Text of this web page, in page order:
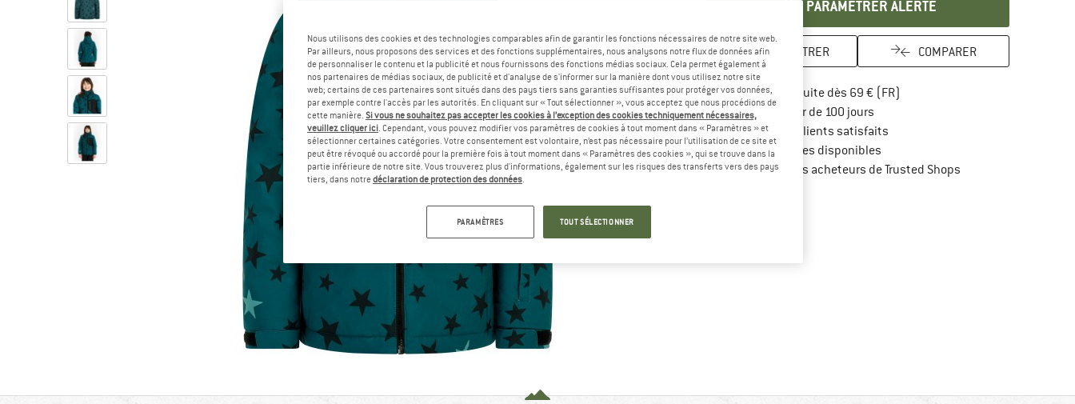
PARAMÉTRER ALERTE
ENREGISTRER COMPARER
Livraison gratuite dès 69 € (FR)
Droit de retour de 100 joursTrouve les informations de
> 4 000 000 clients satisfaits
Tous les articles disponibles
Protection des acheteurs de Trusted ShopsTrouve toutes les
Nous utilisons des cookies et des technologies comparables afin de garantir les fonctions nécessaires de notre site web.
Par ailleurs, nous proposons des services et des fonctions supplémentaires, nous analysons notre flux de données afin
de personnaliser le contenu et la publicité et nous fournissons des fonctions médias sociaux. Cela permet également à
nos partenaires de médias sociaux, de publicité et d'analyse de s'informer sur la manière dont vous utilisez notre site
web; certains de ces partenaires sont situés dans des pays tiers sans garanties suffisantes pour protéger vos données,
par exemple contre l'accès par les autorités. En cliquant sur « Tout sélectionner », vous acceptez que nous procédions de
cette manière. Si vous ne souhaitez pas accepter les cookies à l’exception des cookies techniquement nécessaires,
veuillez cliquer ici. Cependant, vous pouvez modifier vos paramètres de cookies à tout moment dans « Paramètres » et
sélectionner certaines catégories. Votre consentement est volontaire, n’est pas nécessaire pour l’utilisation de ce site et
peut être révoqué ou accordé pour la première fois à tout moment dans « Paramètres des cookies », qui se trouve dans la
partie inférieure de notre site. Vous trouverez plus d'informations, également sur les risques des transferts vers des pays
tiers, dans notredéclaration de protection des données.
PARAMÈTRES TOUT SÉLECTIONNER